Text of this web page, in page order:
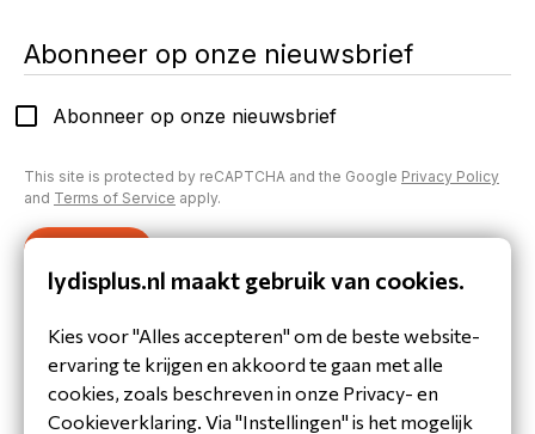
Abonneer op onze nieuwsbrief
Abonneer op onze nieuwsbrief
This site is protected by reCAPTCHA and the Google Privacy Policy
and Terms of Service apply.
Heb je al een account aangemaakt of inloggegevens
gekregen?
Inloggen
lydisplus.nl maakt gebruik van cookies.
Kies voor "Alles accepteren" om de beste website-
ervaring te krijgen en akkoord te gaan met alle
cookies, zoals beschreven in onze Privacy- en
Cookieverklaring. Via "Instellingen" is het mogelijk